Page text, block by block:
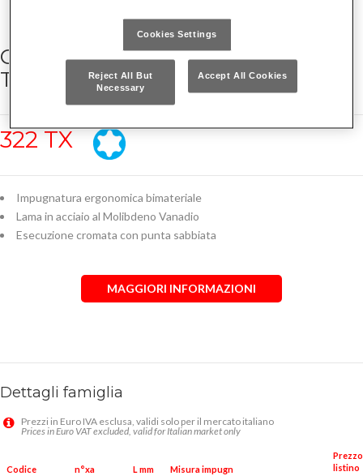
GIRAVITI PER VITI CON IMPRONTA
TORX®
322 TX
Impugnatura ergonomica bimateriale
Lama in acciaio al Molibdeno Vanadio
Esecuzione cromata con punta sabbiata
MAGGIORI INFORMAZIONI
Dettagli famiglia
Prezzi in Euro IVA esclusa, validi solo per il mercato italiano
Prices in Euro VAT excluded, valid for Italian market only
Codice n°xa L mm Misura impugnatura
Prezzo
listino
Cookies Settings
Reject All But
Necessary
Accept All Cookies